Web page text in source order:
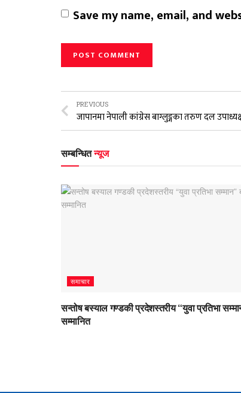
Save my name, email, and
PREVIOUS
सम्बन्धितन्यूज
समाचार
सन्तोष बस्याल गण्डकी प्रदेशस्तरीय “युवा प्रतिभा
सम्मानित